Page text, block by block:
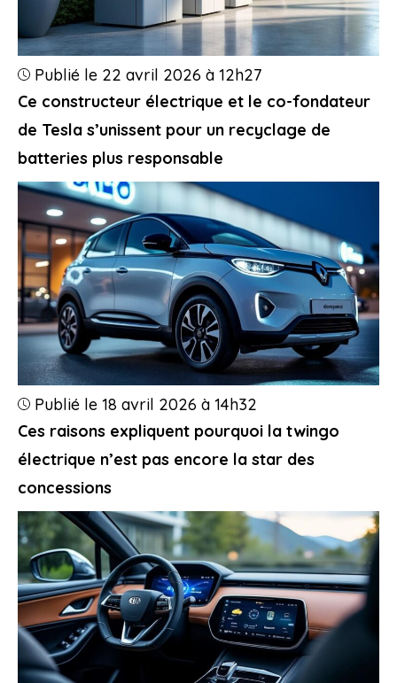
Ce constructeur électrique et le co-fondateur
de Tesla s’unissent pour un recyclage de
batteries plus responsable
Publié le 22 avril 2026 à 12h27
Ces raisons expliquent pourquoi la twingo
électrique n’est pas encore la star des
concessions
Publié le 18 avril 2026 à 14h32